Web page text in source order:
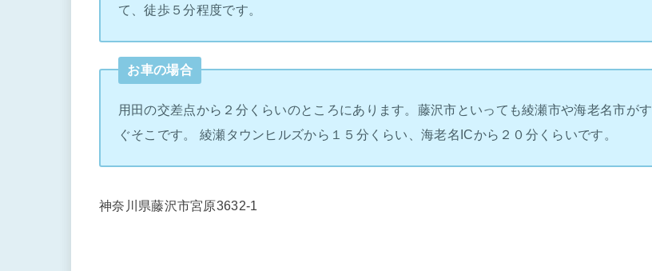
て、徒歩５分程度です。
お車の場合
用田の交差点から２分くらいのところにあります。藤沢市といっても綾瀬市や海老名市がす
ぐそこです。 綾瀬タウンヒルズから１５分くらい、海老名ICから２０分くらいです。
神奈川県藤沢市宮原3632-1